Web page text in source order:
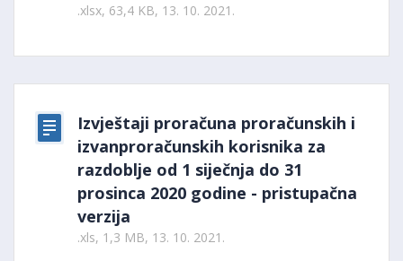
.xlsx, 63,4 KB, 13. 10. 2021.
Izvještaji proračuna proračunskih i
izvanproračunskih korisnika za
razdoblje od 1 siječnja do 31
prosinca 2020 godine - pristupačna
verzija
.xls, 1,3 MB, 13. 10. 2021.